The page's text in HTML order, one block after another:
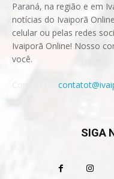
Paraná, na região e em
notícias do Ivaiporã
celular ou pelas redes
Ivaiporã Online! Nosso
você.
SIGA